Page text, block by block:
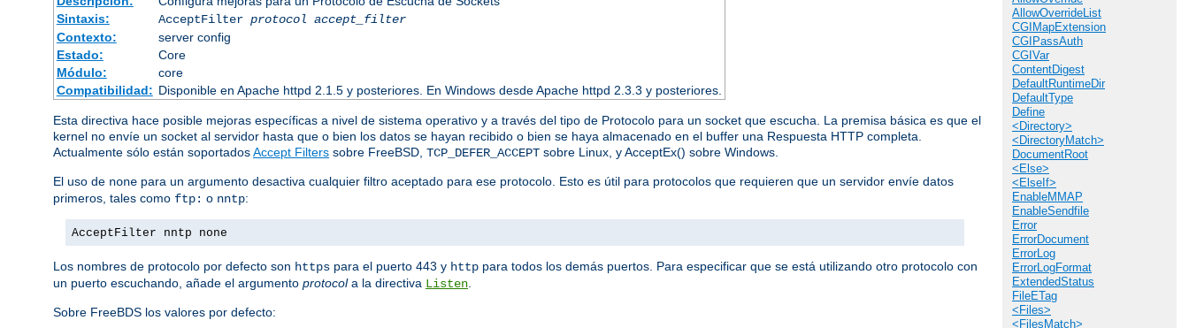
AllowOverrideList
CGIMapExtension
CGIPassAuth
CGIVar
ContentDigest
DefaultRuntimeDir
DefaultType
Define
<Directory>
<DirectoryMatch>
DocumentRoot
<Else>
<ElseIf>
EnableMMAP
EnableSendfile
Error
ErrorDocument
ErrorLog
ErrorLogFormat
ExtendedStatus
FileETag
<Files>
<FilesMatch>
Sintaxis:
AcceptFilter protocol accept_filter
Contexto:
server config
Estado:
Core
Módulo:
core
Compatibilidad: Disponible en Apache httpd 2.1.5 y posteriores. En Windows desde Apache httpd 2.3.3 y posteriores.
Esta directiva hace posible mejoras específicas a nivel de sistema operativo y a través del tipo de Protocolo para un socket que escucha. La premisa básica es que el
kernel no envíe un socket al servidor hasta que o bien los datos se hayan recibido o bien se haya almacenado en el buffer una Respuesta HTTP completa.
Actualmente sólo están soportadosAccept Filters sobre FreeBSD, TCP_DEFER_ACCEPT sobre Linux, y AcceptEx() sobre Windows.
El uso de none para un argumento desactiva cualquier filtro aceptado para ese protocolo. Esto es útil para protocolos que requieren que un servidor envíe datos
primeros, tales como ftp: o nntp:
AcceptFilter nntp none
Los nombres de protocolo por defecto son https para el puerto 443 y http para todos los demás puertos. Para especificar que se está utilizando otro protocolo con
un puerto escuchando, añade el argumento protocola la directiva Listen
Sobre FreeBDS los valores por defecto: